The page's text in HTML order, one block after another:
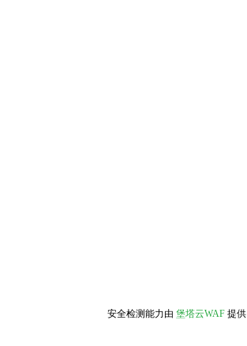
安全检测能力由 堡塔云WAF 提供